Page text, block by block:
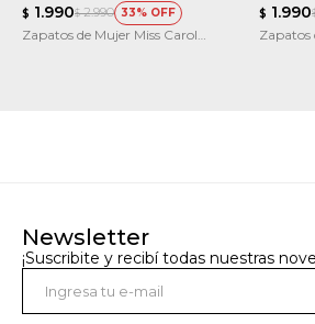
$ 1.990$ 2.990 33
Zapatos de Mujer Miss Carol
$ 1.990
Zapatos
Newsletter
¡Suscribite y recibí todas nuestras